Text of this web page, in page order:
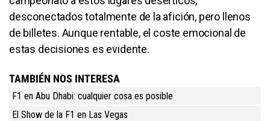
desconectados totalmente de la afición, pero llenos
de billetes. Aunque rentable, el coste emocional de
estas decisiones es evidente.
TAMBIÉN NOS INTERESA
F1 en Abu Dhabi: cualquier cosa es posible
El Show de la F1 en Las Vegas